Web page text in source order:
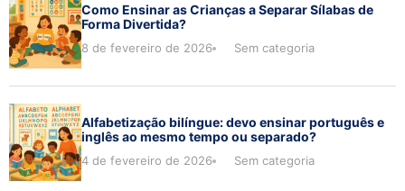
Como Ensinar as Crianças a Separar Sílabas de
Forma Divertida?
8 de fevereiro de 2026 Sem categoria
Alfabetização bilíngue: devo ensinar português e
inglês ao mesmo tempo ou separado?
4 de fevereiro de 2026 Sem categoria